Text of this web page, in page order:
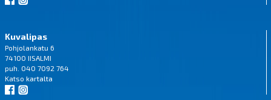
Kuvalipas
Pohjolankatu 6
74100 IISALMI
puh. 040 7092 764
Katso kartalta